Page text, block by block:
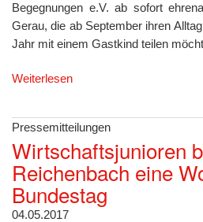
Begegnungen e.V. ab sofort
Gerau, die ab September ihren
Jahr mit einem Gastkind teilen
Weiterlesen
Pressemitteilungen
Wirtschaftsjunioren
Reichenbach eine
Bundestag
04.05.2017